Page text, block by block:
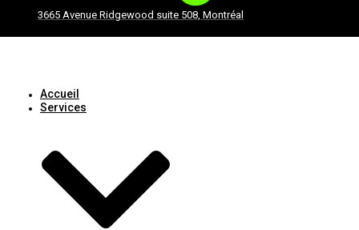
3665 Avenue Ridgewood suite 508, Montréal
Accueil
Services